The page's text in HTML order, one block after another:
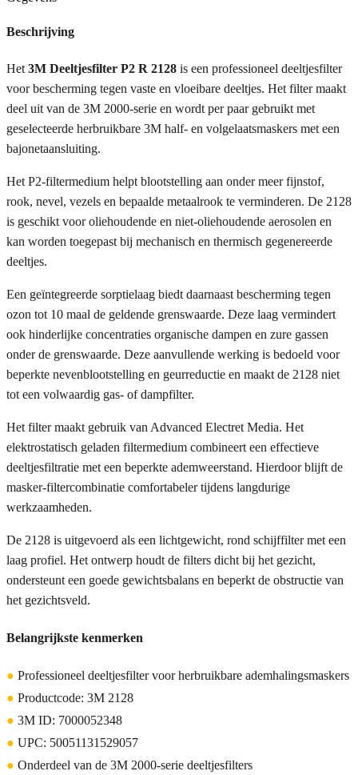
Beschrijving
Het 3M Deeltjesfilter P2 R 2128 is een professioneel deeltjesfilter
voor bescherming tegen vaste en vloeibare deeltjes. Het filter maakt
deel uit van de 3M 2000-serie en wordt per paar gebruikt met
geselecteerde herbruikbare 3M half- en volgelaatsmaskers met een
bajonetaansluiting.
Het P2-filtermedium helpt blootstelling aan onder meer fijnstof,
rook, nevel, vezels en bepaalde metaalrook te verminderen. De 2128
is geschikt voor oliehoudende en niet-oliehoudende aerosolen en
kan worden toegepast bij mechanisch en thermisch gegenereerde
deeltjes.
Een geïntegreerde sorptielaag biedt daarnaast bescherming tegen
ozon tot 10 maal de geldende grenswaarde. Deze laag vermindert
ook hinderlijke concentraties organische dampen en zure gassen
onder de grenswaarde. Deze aanvullende werking is bedoeld voor
beperkte nevenblootstelling en geurreductie en maakt de 2128 niet
tot een volwaardig gas- of dampfilter.
Het filter maakt gebruik van Advanced Electret Media. Het
elektrostatisch geladen filtermedium combineert een effectieve
deeltjesfiltratie met een beperkte ademweerstand. Hierdoor blijft de
masker-filtercombinatie comfortabeler tijdens langdurige
werkzaamheden.
De 2128 is uitgevoerd als een lichtgewicht, rond schijffilter met een
laag profiel. Het ontwerp houdt de filters dicht bij het gezicht,
ondersteunt een goede gewichtsbalans en beperkt de obstructie van
het gezichtsveld.
Belangrijkste kenmerken
● Professioneel deeltjesfilter voor herbruikbare ademhalingsmaskers
● Productcode: 3M 2128
● 3M ID: 7000052348
● UPC: 50051131529057
● Onderdeel van de 3M 2000-serie deeltjesfilters